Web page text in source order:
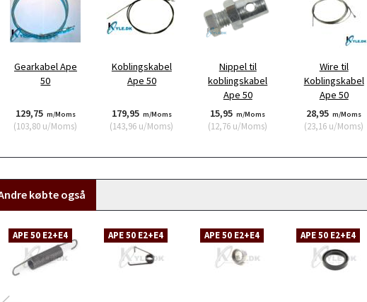
Gearkabel Ape
50
129,75 m/Moms
(103,80 u/Moms)
Koblingskabel
Ape 50
179,95 m/Moms
(143,96 u/Moms)
Nippel til
koblingskabel
Ape 50
15,95 m/Moms
(12,76 u/Moms)
Wire til
Koblingskabel
Ape 50
28,95 m/Moms
(23,16 u/Moms)
købte også
APE 50 E2+E4 APE 50 E2+E4 APE 50 E2+E4 APE 50 E2+E4